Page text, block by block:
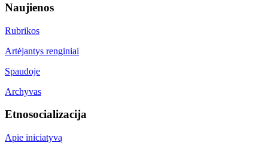
Naujienos
Rubrikos
Artėjantys renginiai
Spaudoje
Archyvas
Etnosocializacija
Apie iniciatyvą